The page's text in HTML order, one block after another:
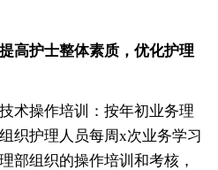
护士整体素质，优化护理
操作培训：按年初业务理
织护理人员每周x次业务学习
部组织的操作培训和考核，